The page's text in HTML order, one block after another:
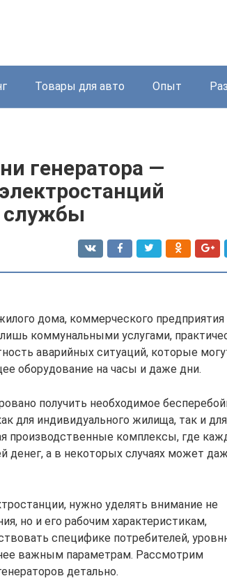
Товары для авто Опыт
генератора —
службы
дома, коммерческого предприятия
коммунальными услугами,
аварийных ситуаций, которые
оборудование на часы и даже дни.
получить необходимое
для индивидуального жилища, так и для
производственные комплексы, где
денег, а в некоторых случаях может
нужно уделять внимание не
но и его рабочим характеристикам,
специфике потребителей,
важным параметрам. Рассмотрим
детально.